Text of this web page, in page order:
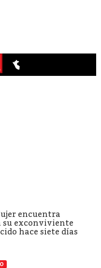
encuentra
su exconviviente
hace siete días